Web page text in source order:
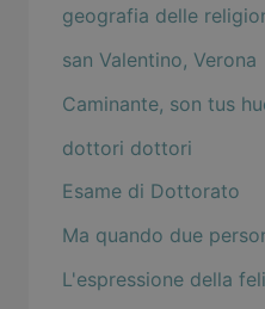
geografia delle
san Valentino, Verona
Caminante, son tus
dottori dottori
Esame di Dottorato
Ma quando due
L'espressione della